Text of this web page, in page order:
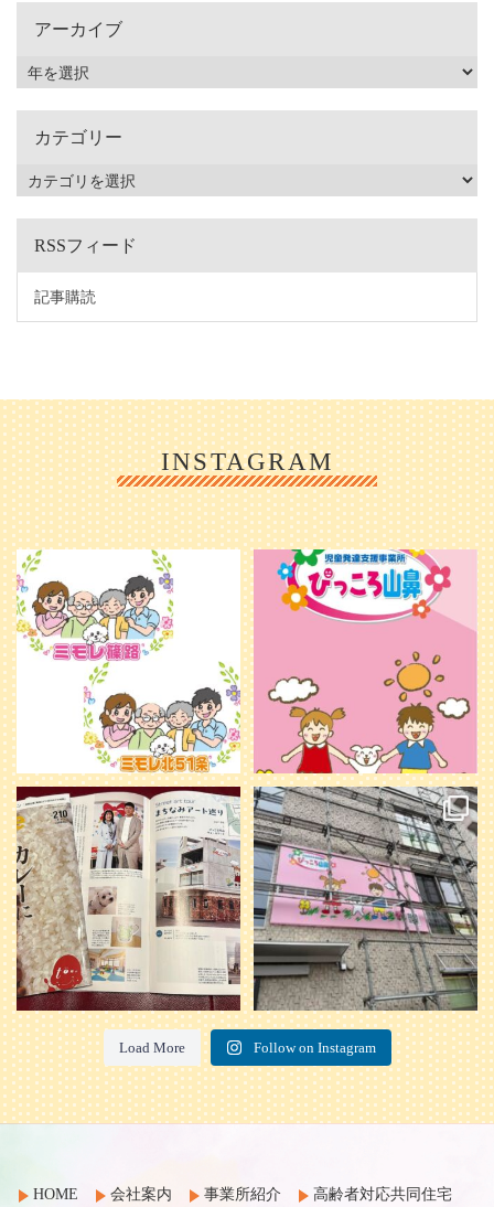
アーカイブ
カテゴリー
RSSフィード
記事購読
INSTAGRAM
利用者様やご家族の皆さまに、親し
みや温かさが伝わるようなデザイン
を目指し、ミモレのイラストを新し
く作...
20 0
＼ 2026年6月1日 OPEN ／
...
25 0
本日発売のオトンvol.210号に掲載さ
れました！...
28 1
『ぴっころ山鼻』オープンに向けて
準備が着々と進んでいます。
皆さんお楽しみに〜
...
26 0
Load More Follow on Instagram
HOME 会社案内 事業所紹介 高齢者対応共同住宅